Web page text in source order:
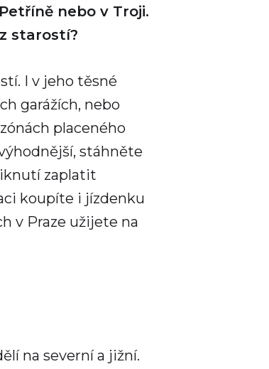
nebo v Troji.
starostí?
I v jeho těsné
garážích, nebo
placeného
stáhněte
zaplatit
koupíte i jízdenku
v Praze užijete na
na severní a jižní.